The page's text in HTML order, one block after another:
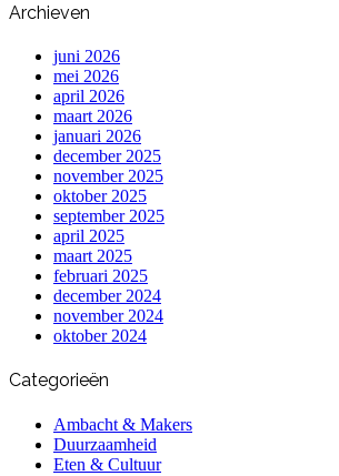
Archieven
juni 2026
mei 2026
april 2026
maart 2026
januari 2026
december 2025
november 2025
oktober 2025
september 2025
april 2025
maart 2025
februari 2025
december 2024
november 2024
oktober 2024
Categorieën
Ambacht & Makers
Duurzaamheid
Eten & Cultuur